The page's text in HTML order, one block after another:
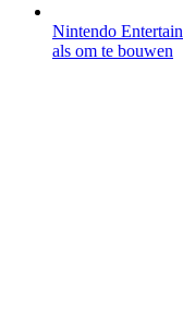
Nintendo
als om te bouwen